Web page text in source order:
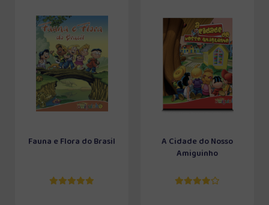
Fauna e Flora do Brasil
A Cidade do Nosso
Amiguinho